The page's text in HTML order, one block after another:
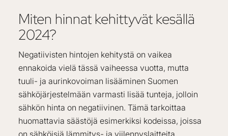
Miten hinnat kehittyvät kesällä
2024?
Negatiivisten hintojen kehitystä on vaikea
ennakoida vielä tässä vaiheessa vuotta, mutta
tuuli- ja aurinkovoiman lisääminen Suomen
sähköjärjestelmään varmasti lisää tunteja, jolloin
sähkön hinta on negatiivinen. Tämä tarkoittaa
huomattavia säästöjä esimerkiksi kodeissa, joissa
on sähköisiä lämmitys- ja viilennyslaitteita.